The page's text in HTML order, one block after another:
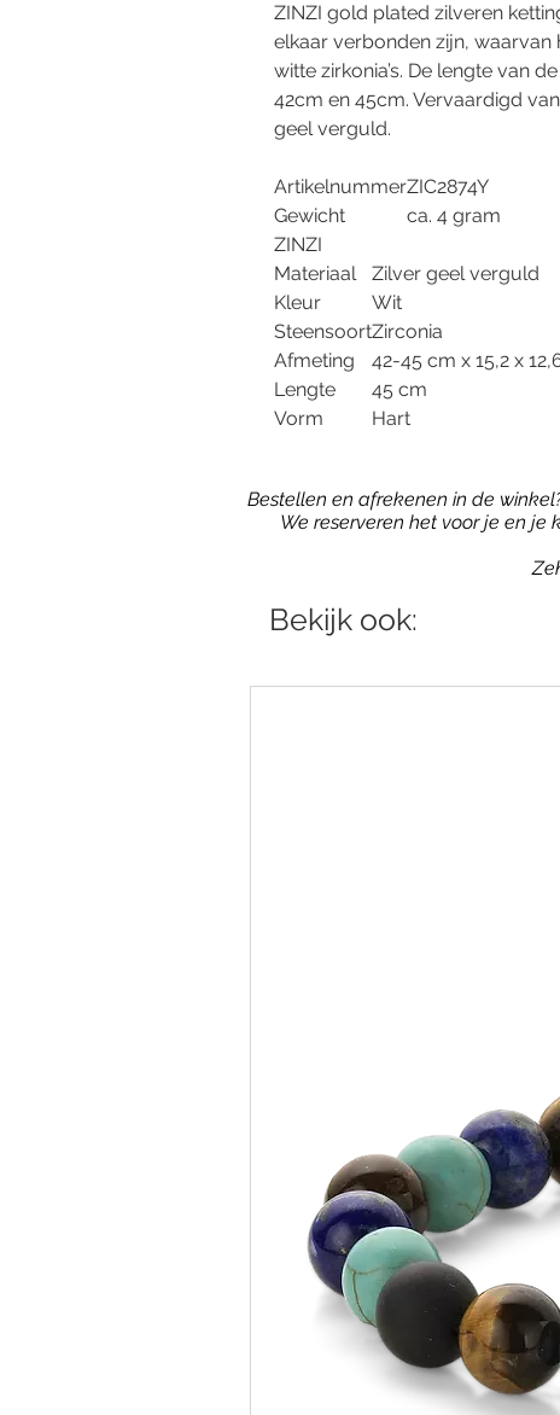
ZINZI gold plated zilveren
elkaar verbonden zijn,
witte zirkonia’s. De lengte van
42cm en 45cm. Vervaardigd
geel verguld.
ArtikelnummerZIC2874Y
Gewicht
ca. 4 gram
ZINZI
Materiaal
Zilver geel verguld
Kleur
Wit
SteensoortZirconia
Afmeting
42-45 cm x 15,2 x
Lengte
45 cm
Vorm
Hart
Bestellen en afrekenen in de
We reserveren het voor je en
Bekijk ook: